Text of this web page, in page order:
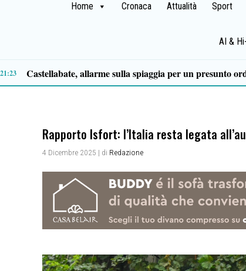
Home Cronaca Attualità Sport
AI &
Premio Terre del Bussento, si alza il sipario: stasera Roberto Fico apre l’11ª edizione 14:35
Rapporto Isfort: l’Italia resta legata
4 Dicembre 2025 | di Redazione